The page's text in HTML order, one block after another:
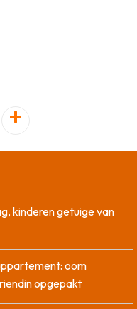
kinderen getuige van
oom
opgepakt